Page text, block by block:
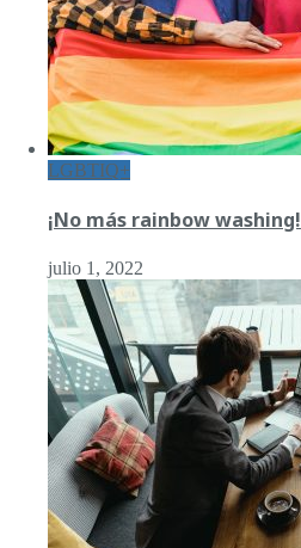
LGBTIQ+
¡No más rainbow washing!
julio 1, 2022